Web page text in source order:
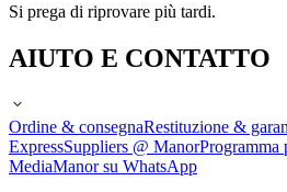
Si prega di riprovare più tardi.
AIUTO E CONTATTO
Ordine & consegnaRestituzione &
ExpressSuppliers @ ManorProgramma
MediaManor su WhatsApp